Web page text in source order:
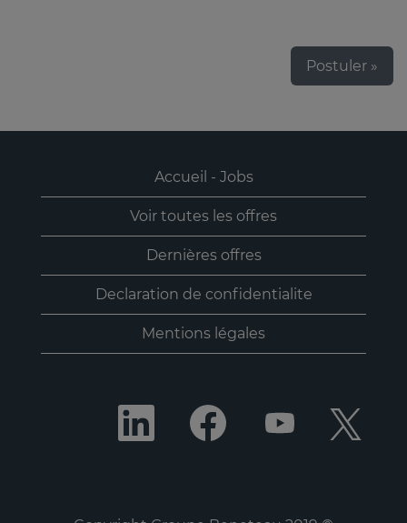
Postuler »
Accueil - Jobs
Voir toutes les offres
Dernières offres
Declaration de confidentialite
Mentions légales
S
o
S
o
o
S
o
d